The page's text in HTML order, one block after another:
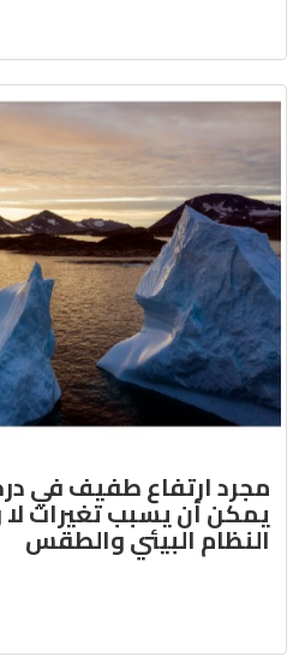
مجرد ارتفاع طفيف في
يمكن أن يسبب تغيرات
النظام البيئي والطقس